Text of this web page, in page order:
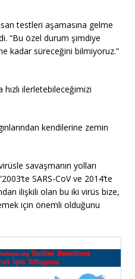
testleri aşamasına gelme
“Bu özel durum şimdiye
kadar süreceğini bilmiyoruz.”
ilerletebileceğimizi
kendilerine zemin
savaşmanın yolları
SARS-CoV ve 2014’te
ilişkili olan bu iki virüs bize,
için önemli olduğunu